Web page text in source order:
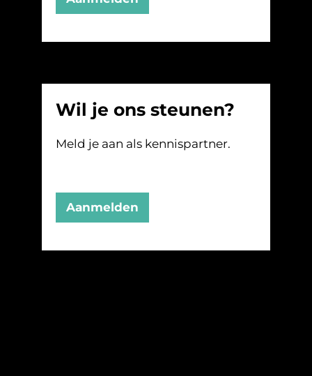
Wil je ons steunen?
Meld je aan als kennispartner.
Aanmelden